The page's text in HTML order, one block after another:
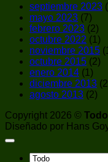
septiembre 2023
mayo 2023 (7)
febrero 2023 (2)
octubre 2022 (1)
noviembre 2015
octubre 2015 (2)
enero 2014 (1)
diciembre 2013
agosto 2013 (2)
Copyright 2026 ©
Diseñado por Hans